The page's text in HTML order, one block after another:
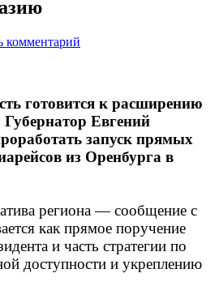
комментарий
готовится к расширению
Евгений
запуск прямых
из Оренбурга в
региона — сообщение с
как прямое поручение
и часть стратегии по
доступности и укреплению